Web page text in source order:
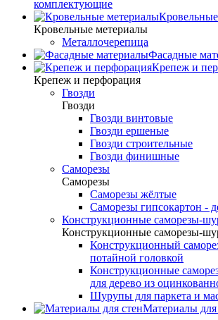
комплектующие
Кровельные метериалы
Металлочерепица
Фасадные
Крепеж и
Крепеж и перфорация
Гвозди
Гвозди
Гвозди винтовые
Гвозди ершеные
Гвозди строительные
Гвозди финишные
Саморезы
Саморезы
Саморезы жёлтые
Саморезы гипсокартон -
Конструкционные саморезы-
Конструкционные саморезы-
Конструкционный
потайной головкой
Конструкционные
для дерево из
Шурупы для паркета и
Материалы для